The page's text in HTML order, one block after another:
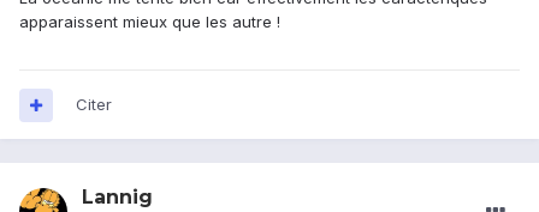
apparaissent mieux que les autre !
Citer
Lannig